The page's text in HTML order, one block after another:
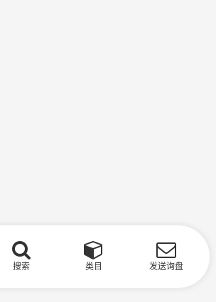
搜索 类目 发送询盘